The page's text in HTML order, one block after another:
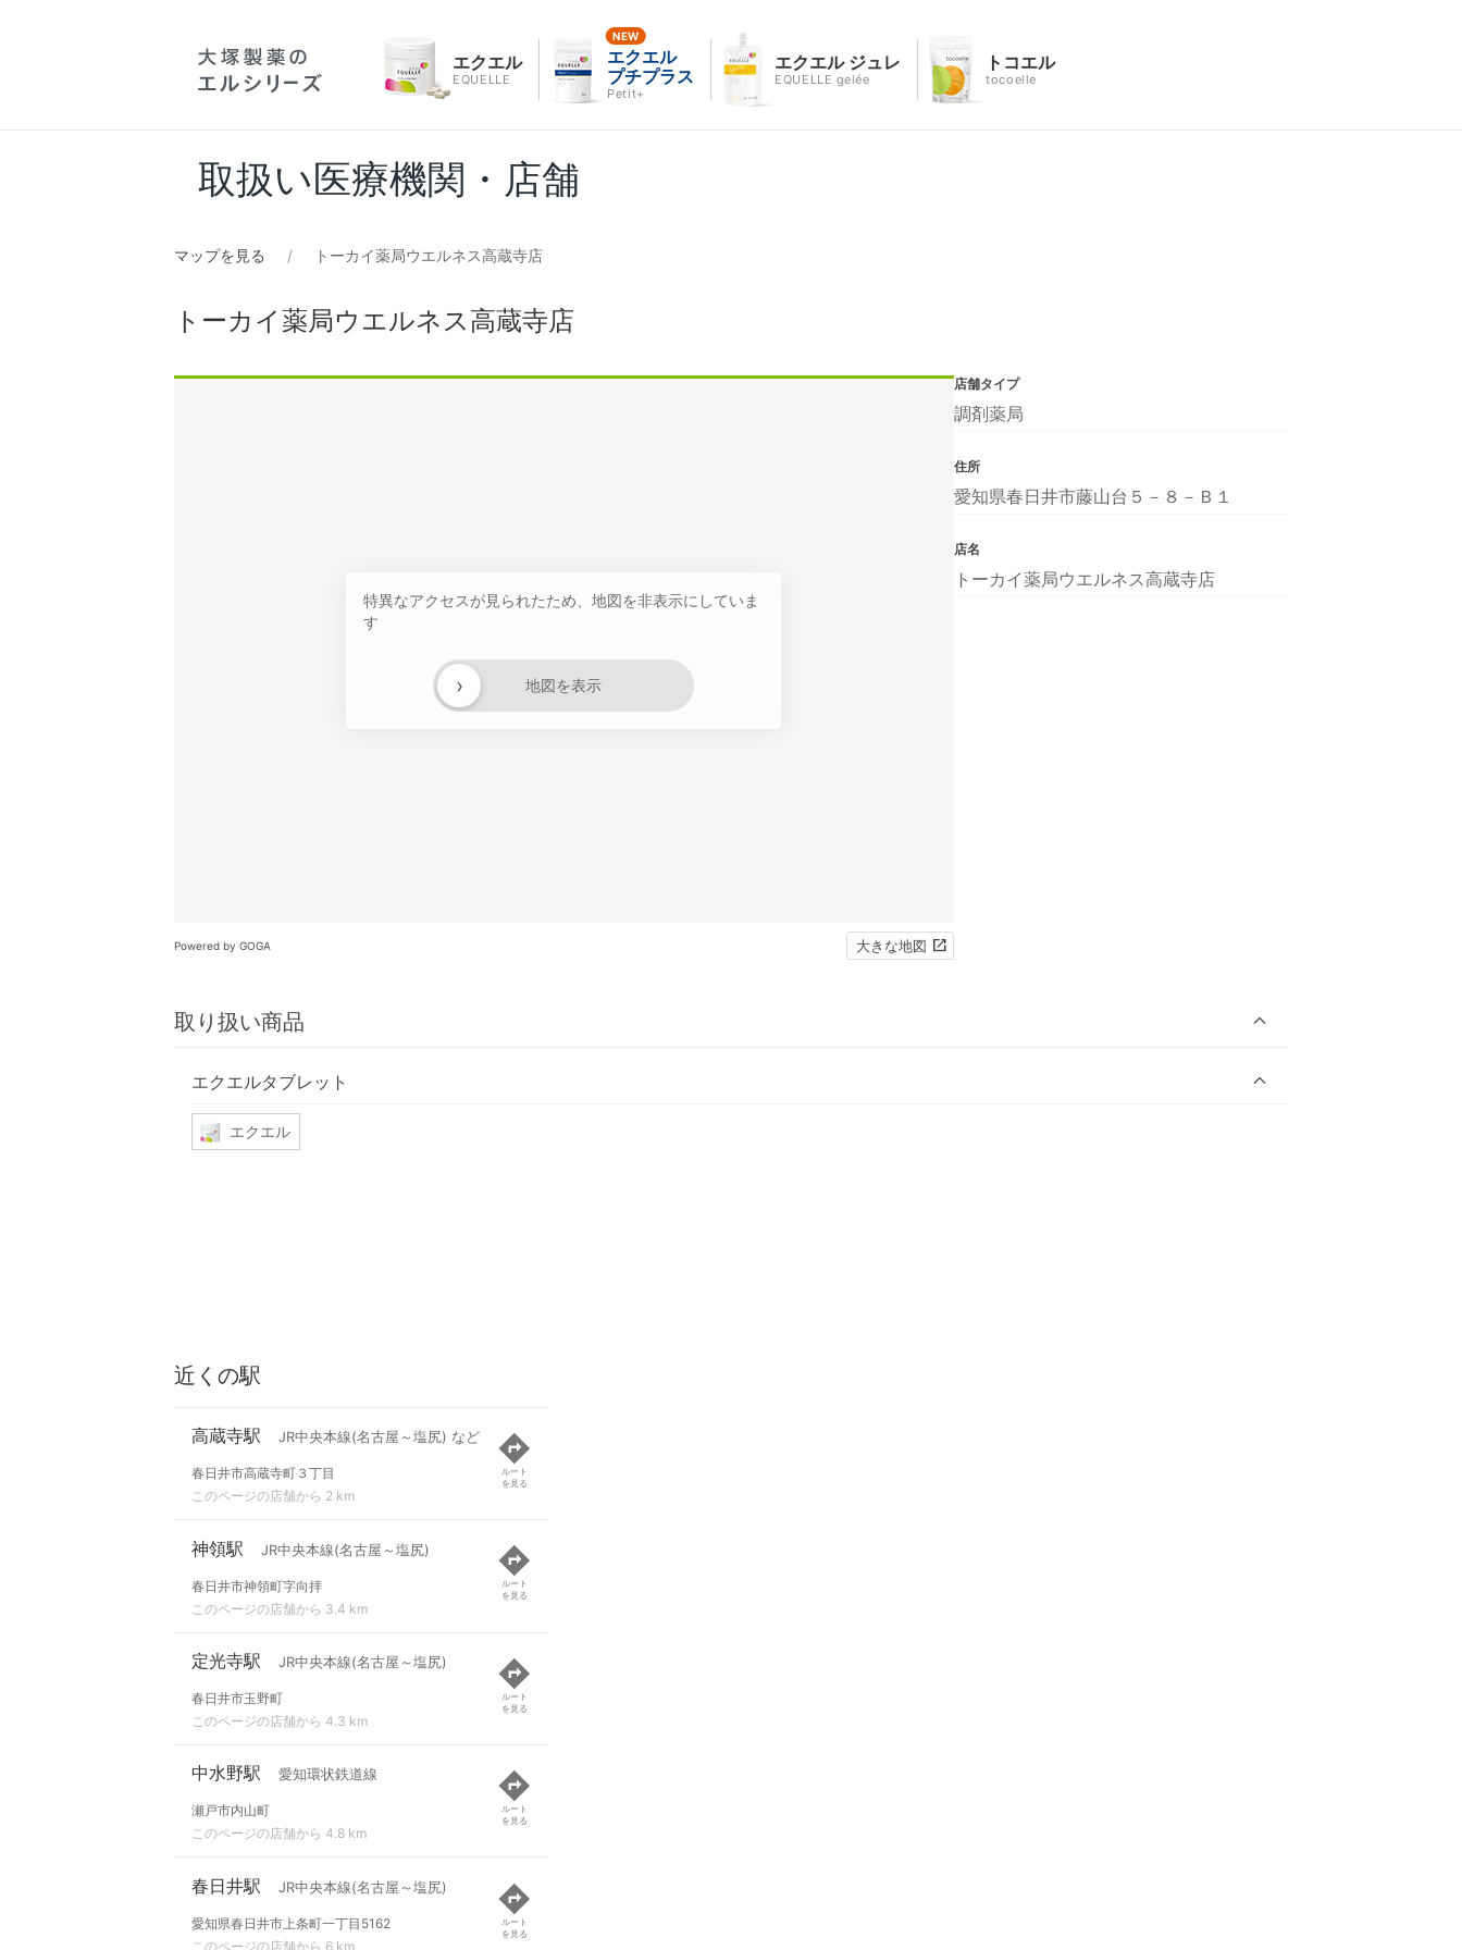
エクエル
EQUELLE
エクエル
プチプラス
Petit+
エクエル ジュレ
EQUELLE gelée
トコエル
tocoelle
取扱い医療機関・店舗
マップを見る トーカイ薬局ウエルネス高蔵寺店
トーカイ薬局ウエルネス高蔵寺店
特異なアクセスが見られたため、地図を非表示にしていま
す
地図を表示
›
Powered by GOGA 大きな地図
取り扱い商品
エクエルタブレット
エクエル
店舗タイプ
調剤薬局
住所
愛知県春日井市藤山台５－８－Ｂ１
店名
トーカイ薬局ウエルネス高蔵寺店
近くの駅
高蔵寺駅 JR中央本線(名古屋～塩尻) など
春日井市高蔵寺町３丁目
このページの店舗から 2 km
ルート
を見る
神領駅 JR中央本線(名古屋～塩尻)
春日井市神領町字向拝
このページの店舗から 3.4 km
ルート
を見る
定光寺駅 JR中央本線(名古屋～塩尻)
春日井市玉野町
このページの店舗から 4.3 km
ルート
を見る
中水野駅 愛知環状鉄道線
瀬戸市内山町
このページの店舗から 4.8 km
ルート
を見る
春日井駅 JR中央本線(名古屋～塩尻)
愛知県春日井市上条町一丁目5162
このページの店舗から 6 km
ルート
を見る